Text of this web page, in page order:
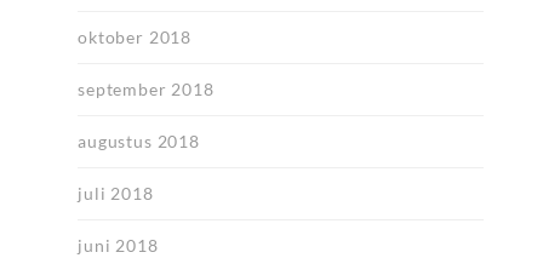
oktober 2018
september 2018
augustus 2018
juli 2018
juni 2018